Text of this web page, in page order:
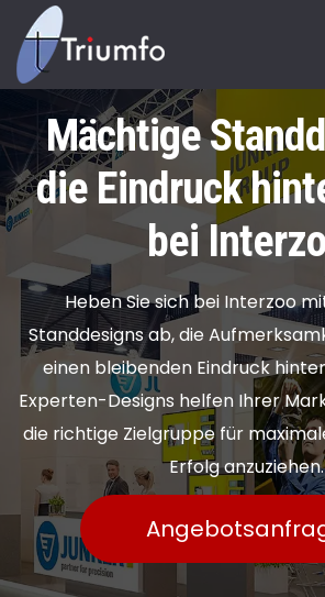
Mächtige
die Eindruck
bei
Heben Sie sich bei Interzoo
Standdesigns ab, die
einen bleibenden Eindruck
Experten-Designs helfen Ihrer
die richtige Zielgruppe für
Erfolg anzuziehen.